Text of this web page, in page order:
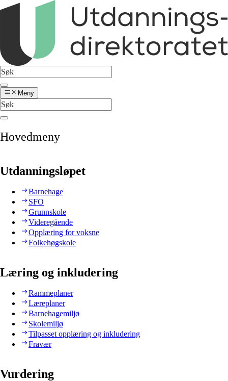
Meny
Hovedmeny
Utdanningsløpet
Barnehage
SFO
Grunnskole
Videregående
Opplæring for voksne
Folkehøgskole
Læring og inkludering
Rammeplaner
Læreplaner
Barnehagemiljø
Skolemiljø
Tilpasset opplæring og inkludering
Fravær
Vurdering